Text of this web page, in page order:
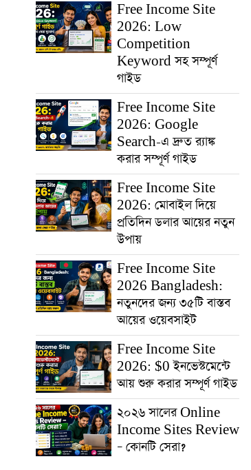
Free Income Site
2026: Low
Competition
Keyword সহ সম্পূর্ণ
গাইড
Free Income Site
2026: Google
Search-এ দ্রুত র‍্যাঙ্ক
করার সম্পূর্ণ গাইড
Free Income Site
2026: মোবাইল দিয়ে
প্রতিদিন ডলার আয়ের নতুন
উপায়
Free Income Site
2026 Bangladesh:
নতুনদের জন্য ৩৫টি বাস্তব
আয়ের ওয়েবসাইট
Free Income Site
2026: $0 ইনভেস্টমেন্টে
আয় শুরু করার সম্পূর্ণ গাইড
২০২৬ সালের Online
Income Sites Review
– কোনটি সেরা?